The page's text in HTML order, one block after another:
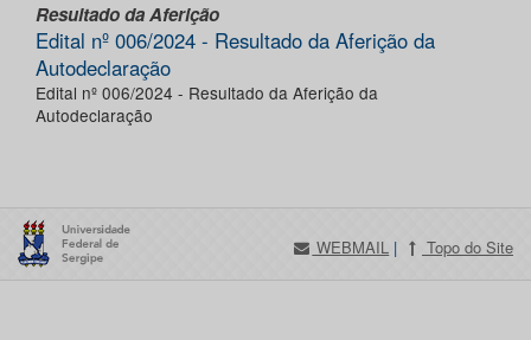
Resultado da Aferição
Edital nº 006/2024 - Resultado da Aferição da
Autodeclaração
Edital nº 006/2024 - Resultado da Aferição da
Autodeclaração
WEBMAIL | Topo do Site